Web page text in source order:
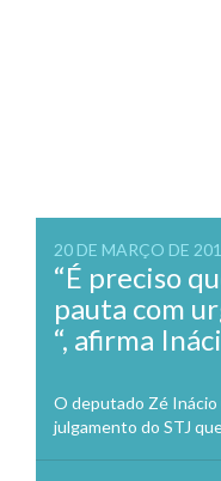
20 DE MARÇO DE
“É preciso
pauta com
“, afirma
O deputado Zé Inácio
julgamento do STJ